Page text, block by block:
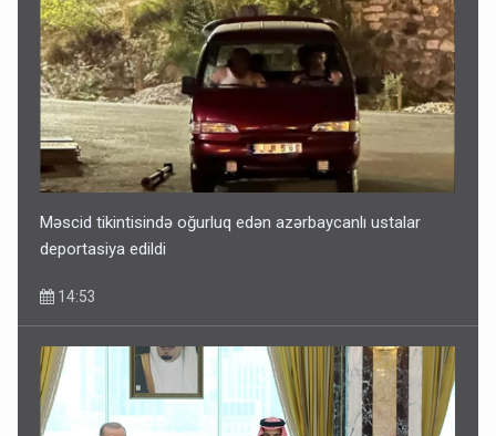
Məscid tikintisində oğurluq edən azərbaycanlı ustalar
deportasiya edildi
14:53